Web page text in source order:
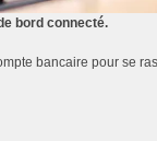
bord connecté.
bancaire pour se